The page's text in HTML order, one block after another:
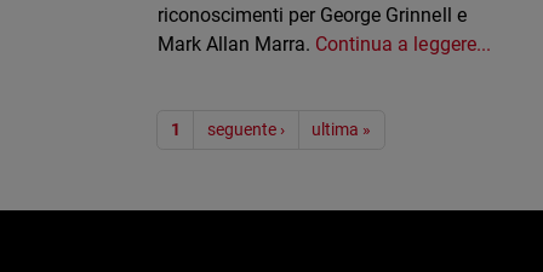
riconoscimenti per George Grinnell e
Mark Allan Marra. Continua a leggere...
Paginazione1 seguente › ultima »